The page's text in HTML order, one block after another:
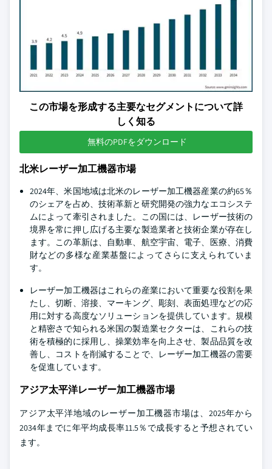
この市場を形成する主要なセグメントについて詳
しく知る
無料のPDFをダウンロード
北米レーザー加工機器市場
2024年、米国地域は北米のレーザー加工機器産業の約65％
のシェアを占め、技術革新と研究開発の強力なエコシステ
ムによって牽引されました。この国には、レーザー技術の
境界を常に押し広げる主要な製造業者と技術企業が存在し
ます。この革新は、自動車、航空宇宙、電子、医療、消費
財などの多様な産業基盤によってさらに支えられていま
す。
レーザー加工機器はこれらの産業において重要な役割を果
たし、切断、溶接、マーキング、彫刻、表面処理などの応
用に対する高度なソリューションを提供しています。規模
と精密さで知られる米国の製造業セクターは、これらの技
術を積極的に採用し、操業効率を向上させ、製品品質を改
善し、コストを削減することで、レーザー加工機器の需要
を促進しています。
アジア太平洋レーザー加工機器市場
アジア太平洋地域のレーザー加工機器市場は、2025年から
2034年までに年平均成長率11.5％で成長すると予想されてい
ます。